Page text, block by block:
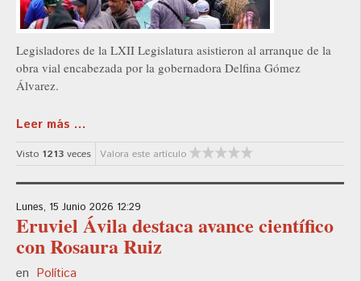
Legisladores de la LXII Legislatura asistieron al arranque de la
obra vial encabezada por la gobernadora Delfina Gómez
Álvarez.
Leer más ...
Visto 1213 veces Valora este artículo
Lunes, 15 Junio 2026 12:29
Eruviel Ávila destaca avance científico
con Rosaura Ruiz
en Política